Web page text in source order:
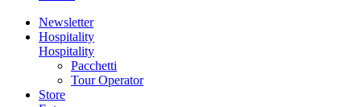
Newsletter
Hospitality
Hospitality
Pacchetti
Tour Operator
Store